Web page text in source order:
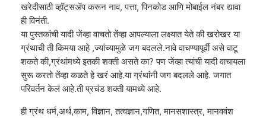
खरेदीसाठी व्हॉट्सॲप करून नाव, पत्ता, पिनकोड आणि मोबाईल नंबर द्यावा
ही विनंती.
या पुस्तकांची यादी जेंव्हा वाचतो तेंव्हा आपल्याला लक्ष्यात येते की खरोखर या
ग्रंथाची ती किमया आहे ,ज्यांच्यामुळे जग बदलले.नावे वाचण्यापूर्वी असे वाटू
शकते की,ग्रंथांमध्ये इतकी शक्ती असते का? पण जेंव्हा त्यांची यादी वाचायला
सुरू करतो तेंव्हा कळते हे खरं आहे.या ग्रंथांनी जग बदलले आहे. जगात
परिवर्तन केलं आहे.ती प्रचंड शक्ती यामध्ये आहे.
ही ग्रंथ धर्म,अर्थ,काम, विज्ञान, तत्वज्ञान,गणित, मानसशास्त्र, मानववंश